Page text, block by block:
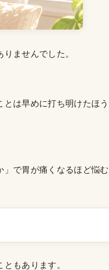
ませんでした。
は早めに打ち明けたほう
」で胃が痛くなるほど悩む
もあります。